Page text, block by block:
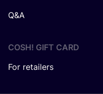
Q&A
COSH! GIFT CARD
For retailers